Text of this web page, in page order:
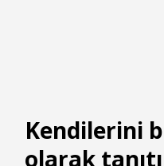
Kendilerini
olarak